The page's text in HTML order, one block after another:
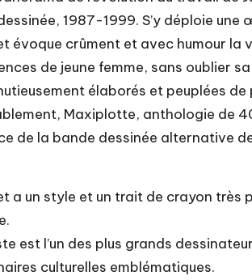
1987-1999. S’y déploie
évoque crûment et avec humour
de jeune femme, sans oublier
élaborés et peuplées
Maxiplotte, anthologie de
de la bande dessinée alternative
a un style et un trait de crayon
est l’un des plus grands
culturelles emblématiques.